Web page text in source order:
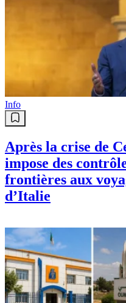
Info
Après la crise de
impose des
frontières aux
d’Italie